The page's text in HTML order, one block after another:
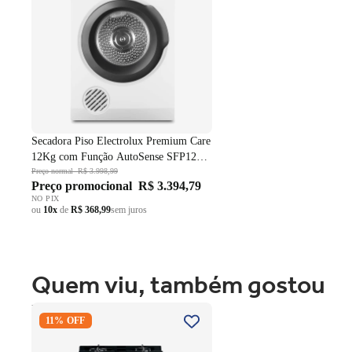
Ajuste de vapor em 4 níveis: permite adaptar o vapor
Se você tem uma rotina movimentada, gosta de
é uma excelente escolha. Ideal para quem valoriza
Secadora Piso Electrolux Premium Care
12Kg com Função AutoSense SFP12
Branco 220V
Preço normalR$ 3.998,99
Preço promocional R$ 3.394,79
NO PIX
ou 10x de R$ 368,99sem juros
Quem viu, também gostou
Fogão 4 Bocas Brastemp de
Embutir BYO4XAE Mesa Vidro
11% OFF